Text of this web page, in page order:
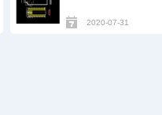
2020-07-31